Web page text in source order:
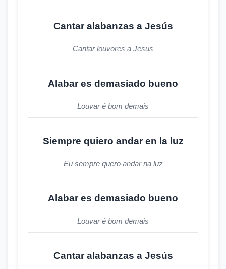
Cantar alabanzas a Jesús
Cantar louvores a Jesus
Alabar es demasiado bueno
Louvar é bom demais
Siempre quiero andar en la luz
Eu sempre quero andar na luz
Alabar es demasiado bueno
Louvar é bom demais
Cantar alabanzas a Jesús